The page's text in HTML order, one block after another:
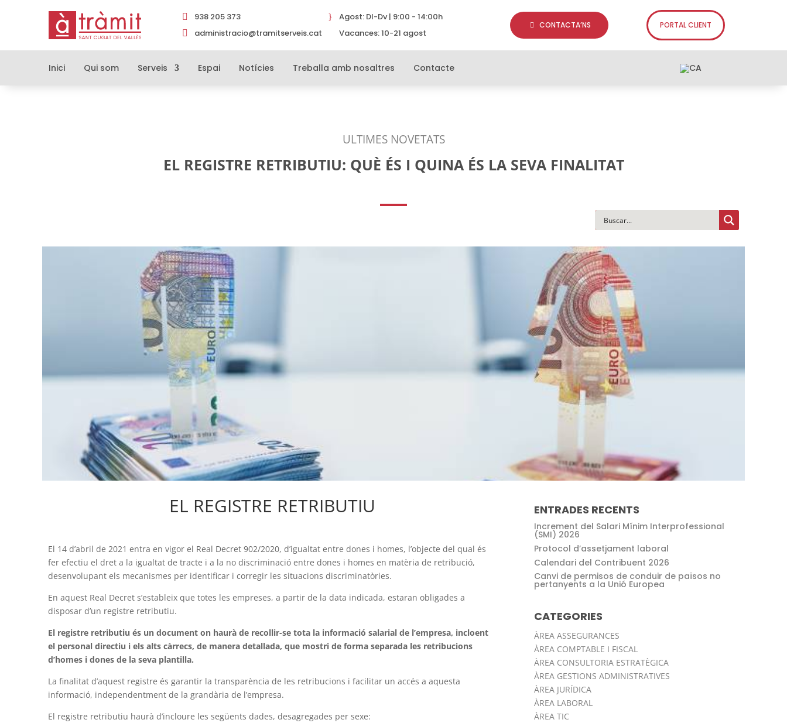
 938 205 373
 administracio@tramitserveis.cat
} Agost: Dl-Dv | 9:00 - 14:00h
Vacances: 10-21 agost
CONTACTA’NS PORTAL CLIENT
Inici Qui som Serveis Espai Notícies Treballa amb nosaltres Contacte
ULTIMES NOVETATS
EL REGISTRE RETRIBUTIU: QUÈ ÉS I QUINA ÉS LA SEVA FINALITAT
EL REGISTRE RETRIBUTIU
El 14 d’abril de 2021 entra en vigor el Real Decret 902/2020, d’igualtat entre dones i homes, l’objecte del qual és
fer efectiu el dret a la igualtat de tracte i a la no discriminació entre dones i homes en matèria de retribució,
desenvolupant els mecanismes per identificar i corregir les situacions discriminatòries.
En aquest Real Decret s’estableix que totes les empreses, a partir de la data indicada, estaran obligades a
disposar d’un registre retributiu.
El registre retributiu és un document on haurà de recollir-se tota la informació salarial de l’empresa, incloent
el personal directiu i els alts càrrecs, de manera detallada, que mostri de forma separada les retribucions
d’homes i dones de la seva plantilla.
La finalitat d’aquest registre és garantir la transparència de les retribucions i facilitar un accés a aquesta
informació, independentment de la grandària de l’empresa.
El registre retributiu haurà d’incloure les següents dades, desagregades per sexe:
ENTRADES RECENTS
Increment del Salari Mínim Interprofessional
(SMI) 2026
Protocol d’assetjament laboral
Calendari del Contribuent 2026
Canvi de permisos de conduir de països no
pertanyents a la Unió Europea
CATEGORIES
ÀREA ASSEGURANCES
ÀREA COMPTABLE I FISCAL
ÀREA CONSULTORIA ESTRATÈGICA
ÀREA GESTIONS ADMINISTRATIVES
ÀREA JURÍDICA
ÀREA LABORAL
ÀREA TIC